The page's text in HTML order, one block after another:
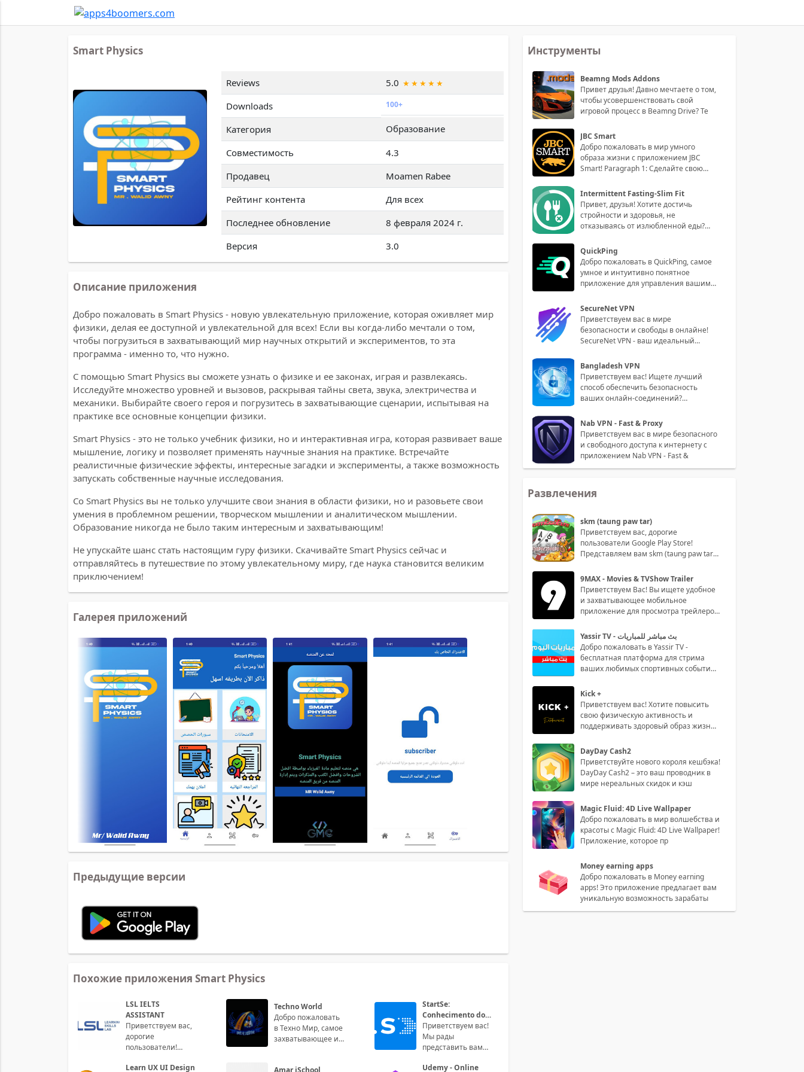
Smart Physics
Reviews
5.0
Downloads
100+
Категория
Образование
Совместимость
4.3
Продавец
Moamen Rabee
Рейтинг контента
Для всех
Последнее обновление
8 февраля 2024 г.
Версия
3.0
Описание приложения
Добро пожаловать в Smart Physics - новую увлекательную приложение, которая оживляет мир
физики, делая ее доступной и увлекательной для всех! Если вы когда-либо мечтали о том,
чтобы погрузиться в захватывающий мир научных открытий и экспериментов, то эта
программа - именно то, что нужно.
С помощью Smart Physics вы сможете узнать о физике и ее законах, играя и развлекаясь.
Исследуйте множество уровней и вызовов, раскрывая тайны света, звука, электричества и
механики. Выбирайте своего героя и погрузитесь в захватывающие сценарии, испытывая на
практике все основные концепции физики.
Smart Physics - это не только учебник физики, но и интерактивная игра, которая развивает ваше
мышление, логику и позволяет применять научные знания на практике. Встречайте
реалистичные физические эффекты, интересные загадки и эксперименты, а также возможность
запускать собственные научные исследования.
Со Smart Physics вы не только улучшите свои знания в области физики, но и разовьете свои
умения в проблемном решении, творческом мышлении и аналитическом мышлении.
Образование никогда не было таким интересным и захватывающим!
Не упускайте шанс стать настоящим гуру физики. Скачивайте Smart Physics сейчас и
отправляйтесь в путешествие по этому увлекательному миру, где наука становится великим
приключением!
Галерея приложений
Предыдущие версии
Похожие приложения Smart Physics
LSL IELTS
ASSISTANT
Приветствуем вас,
дорогие
пользователи!
в увлекательный
Techno World
Добро пожаловать
в Техно Мир, самое
захватывающее и
StartSe:
Conhecimento do
Agora
Приветствуем вас!
Мы рады
представить вам
Conhecimento do
Learn UX UI Design Udemy - Online
Инструменты
Beamng Mods Addons
Привет друзья! Давно мечтаете о том,
чтобы усовершенствовать свой
игровой процесс в Beamng Drive? Те
JBC Smart
Добро пожаловать в мир умного
образа жизни с приложением JBC
Smart! Paragraph 1: Сделайте свою
Intermittent Fasting-Slim Fit
Привет, друзья! Хотите достичь
стройности и здоровья, не
отказываясь от излюбленной еды?
QuickPing
Добро пожаловать в QuickPing, самое
умное и интуитивно понятное
приложение для управления вашими
SecureNet VPN
Приветствуем вас в мире
безопасности и свободы в онлайне!
SecureNet VPN - ваш идеальный
Bangladesh VPN
Приветствуем вас! Ищете лучший
способ обеспечить безопасность
ваших онлайн-соединений?
Nab VPN - Fast & Proxy
Приветствуем вас в мире безопасного
и свободного доступа к интернету с
приложением Nab VPN - Fast &
Развлечения
skm (taung paw tar)
Приветствуем вас, дорогие
пользователи Google Play Store!
Представляем вам skm (taung paw tar) -
9MAX - Movies & TVShow Trailer
Приветствуем Вас! Вы ищете удобное
и захватывающее мобильное
приложение для просмотра трейлеров
Yassir TV - بث مباشر للمباريات
Добро пожаловать в Yassir TV -
бесплатная платформа для стрима
ваших любимых спортивных событий
Kick +
Приветствуем вас! Хотите повысить
свою физическую активность и
поддерживать здоровый образ жизни?
DayDay Cash2
Приветствуйте нового короля кешбэка!
DayDay Cash2 – это ваш проводник в
мире нереальных скидок и кэш
Magic Fluid: 4D Live Wallpaper
Добро пожаловать в мир волшебства и
красоты с Magic Fluid: 4D Live Wallpaper!
Приложение, которое пр
Money earning apps
Добро пожаловать в Money earning
apps! Это приложение предлагает вам
уникальную возможность зарабаты